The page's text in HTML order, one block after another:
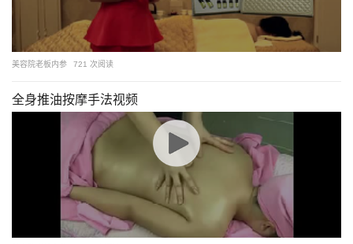
美容院老板内参 721 次阅读
全身推油按摩手法视频